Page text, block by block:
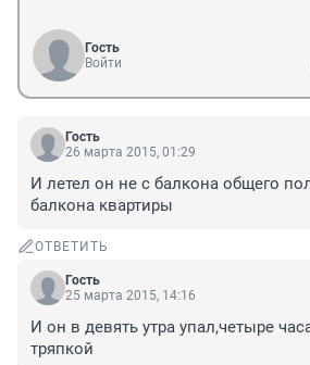
Гость
Войти
Гость
26 марта 2015, 01:29
И летел он не с балкона общего
балкона квартиры
ОТВЕТИТЬ
Гость
25 марта 2015, 14:16
И он в девять утра упал,четыре
тряпкой